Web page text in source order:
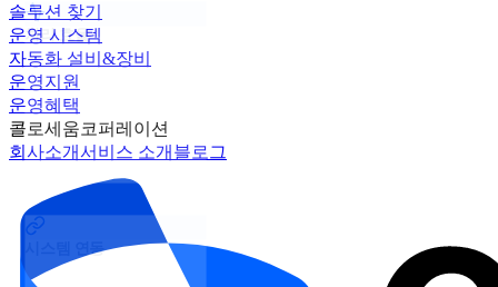
처리 효율
시스템 연동
솔루션 찾기
운영 시스템
자동화 설비&장비
운영지원
운영혜택
콜로세움코퍼레이션
회사소개서비스 소개 블로그